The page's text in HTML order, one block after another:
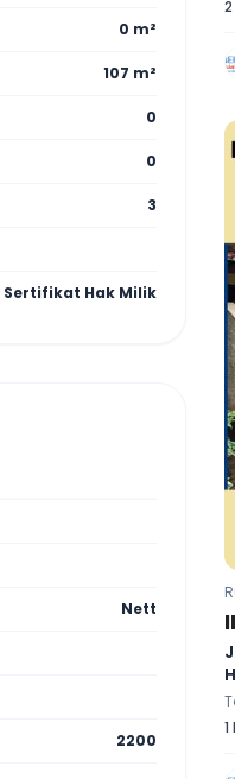
0 m²
107 m²
0
0
3
Sertifikat Hak Milik
Nett
2200
1